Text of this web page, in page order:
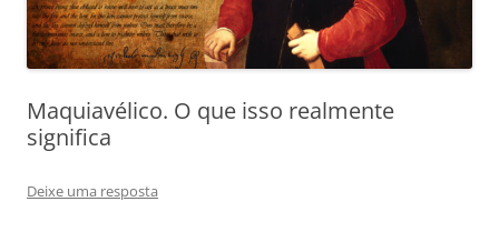
Maquiavélico. O que isso realmente
significa
Deixe uma resposta